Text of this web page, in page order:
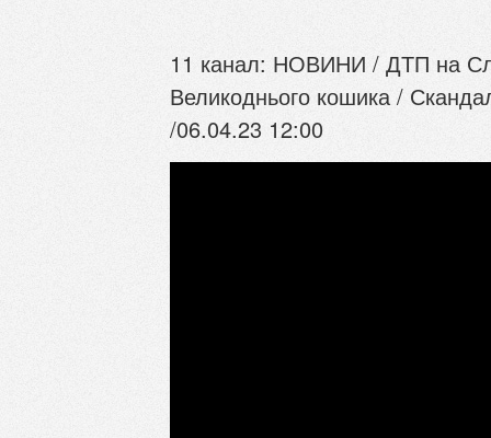
11 канал: НОВИНИ / ДТП на
Великоднього кошика /
/06.04.23 12:00